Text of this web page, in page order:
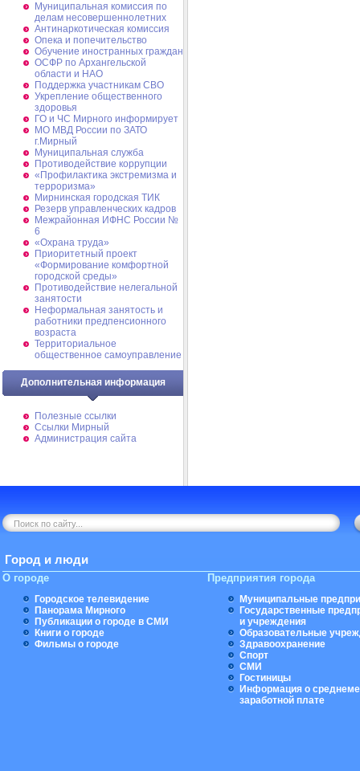
Муниципальная комиссия по
делам несовершеннолетних
Антинаркотическая комиссия
Опека и попечительство
Обучение иностранных граждан
ОСФР по Архангельской
области и НАО
Поддержка участникам СВО
Укрепление общественного
здоровья
ГО и ЧС Мирного информирует
МО МВД России по ЗАТО
г.Мирный
Муниципальная cлужба
Противодействие коррупции
«Профилактика экстремизма и
терроризма»
Мирнинская городская ТИК
Резерв управленческих кадров
Межрайонная ИФНС России №
6
«Охрана труда»
Приоритетный проект
«Формирование комфортной
городской среды»
Противодействие нелегальной
занятости
Неформальная занятость и
работники предпенсионного
возраста
Территориальное
общественное самоуправление
Дополнительная информация
Полезные ссылки
Ссылки Мирный
Администрация сайта
Город и люди
О городе
Городское телевидение
Панорама Мирного
Публикации о городе в СМИ
Книги о городе
Фильмы о городе
Предприятия города
Муниципальные
Государственные
и учреждения
Образовательные
Здравоохранение
Спорт
СМИ
Гостиницы
Информация о
заработной плате